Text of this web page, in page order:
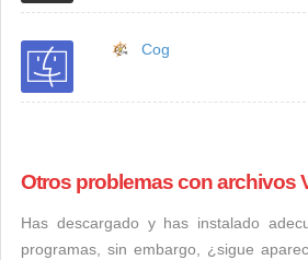
Cog
Otros problemas con archivos
Has descargado y has instalado
programas, sin embargo, ¿sigue